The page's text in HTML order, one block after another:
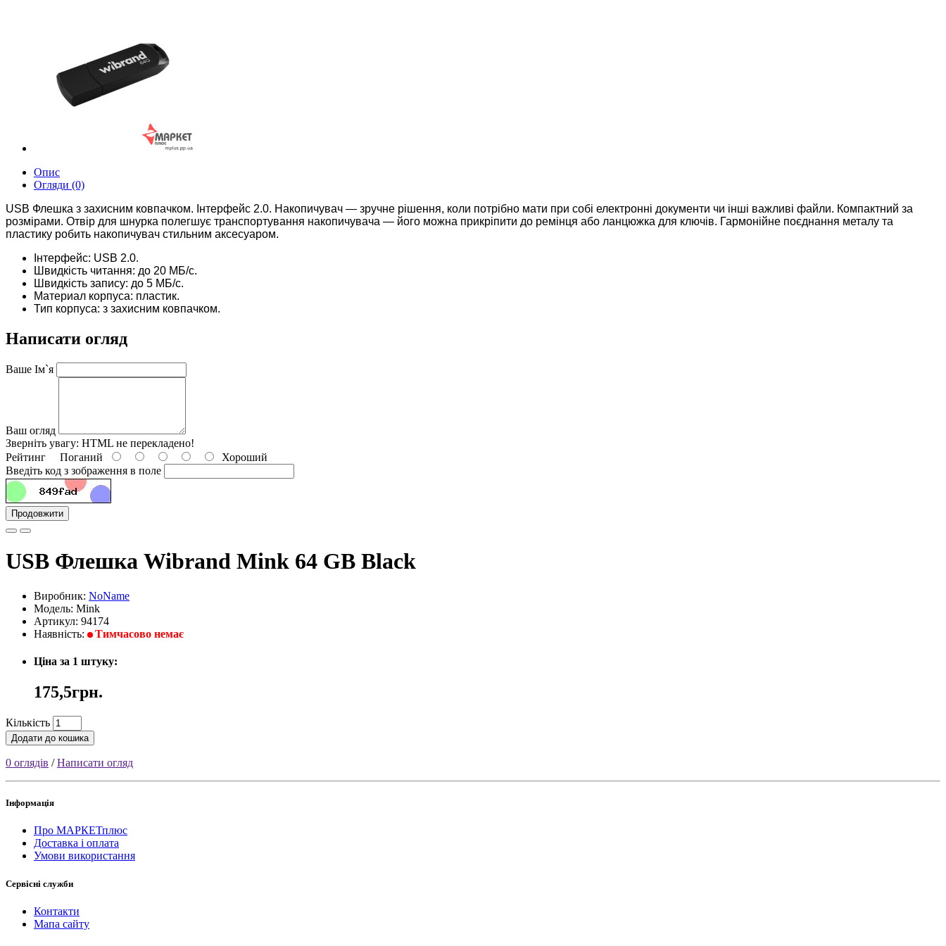
Опис
Огляди (0)
USB Флешка з захисним ковпачком. Інтерфейс 2.0. Накопичувач — зручне рішення, коли потрібно мати при собі електронні документи чи інші важливі файли. Компактний за
розмірами. Отвір для шнурка полегшує транспортування накопичувача — його можна прикріпити до ремінця або ланцюжка для ключів. Гармонійне поєднання металу та
пластику робить накопичувач стильним аксесуаром.
Інтерфейс: USB 2.0.
Швидкість читання: до 20 МБ/с.
Швидкість запису: до 5 МБ/с.
Материал корпуса: пластик.
Тип корпуса: з захисним ковпачком.
Написати огляд
Ваше Ім`я
Ваш огляд
Зверніть увагу: HTML не перекладено!
Рейтинг Поганий
Хороший
Введіть код з зображення в поле
Продовжити
USB Флешка Wibrand Mink 64 GB Black
Виробник: NoName
Модель: Mink
Артикул: 94174
Наявність:
Тимчасово немає
Ціна за 1 штуку:
175,5грн.
Кількість
Додати до кошика
0 оглядів /Написати огляд
Інформація
Про МАРКЕТплюс
Доставка і оплата
Умови використання
Сервісні служби
Контакти
Мапа сайту